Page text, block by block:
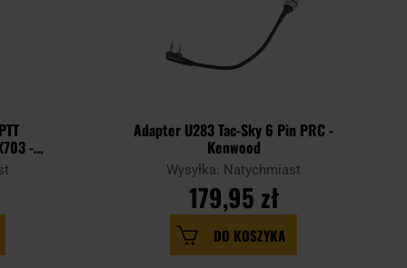
-
Adapter U283 Tac-Sky 6 Pin PRC -
Kenwood
Wysyłka: Natychmiast
179,95 zł
DO KOSZYKA